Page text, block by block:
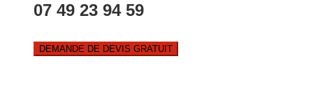
07 49 23 94 59
DEMANDE DE DEVIS GRATUIT